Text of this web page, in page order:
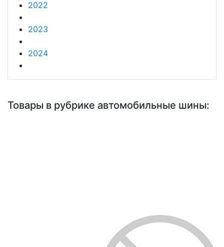
2022
2023
2024
Товары в рубрике автомобильные шины: